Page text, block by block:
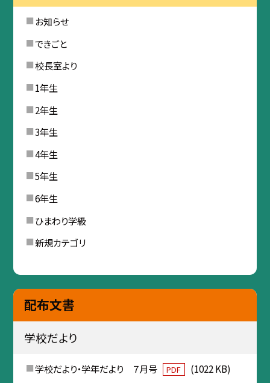
お知らせ
できごと
校長室より
1年生
2年生
3年生
4年生
5年生
6年生
ひまわり学級
新規カテゴリ
配布文書
学校だより
学校だより・学年だより ７月号 PDF
(1022 KB)